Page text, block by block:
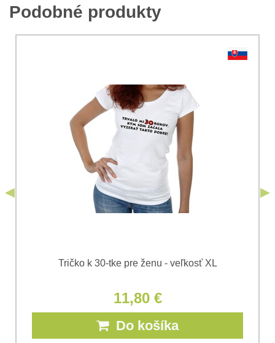
Súhlasím so spracovaním osobných údajov za účelom
odoslania formulára. Oboznámil som sa s
Ochrany osobných údajov spoločnosti Bomba
Váš e-mail:*
Podobné produkty
Tričko k 30-tke pre ženu - veľkosť XL
11,80 €
Do košíka